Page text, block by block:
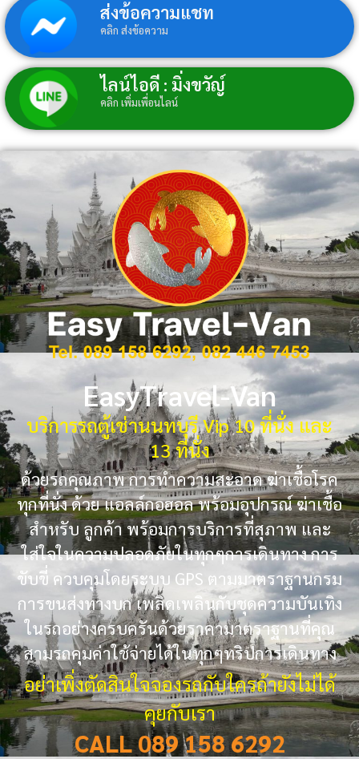
ส่งข้อความแชท
คลิก ส่งข้อความ
ไลน์ไอดี : มิ่งขวัญ์
คลิก เพิ่มเพื่อนไลน์
EasyTravel-Van
บริการรถตู้เช่านนทบุรี Vip 10 ที่นั่ง และ
13 ที่นั่ง
ด้วยรถคุณภาพ การทำความสะอาด ฆ่าเชื้อโรค
ทุกที่นั่ง ด้วย แอลล์กอฮอล พร้อมอุปกรณ์ ฆ่าเชื้อ
สำหรับ ลูกค้า พร้อมการบริการที่สุภาพ และ
ใส่ใจในความปลอดภัยในทุกๆการเดินทาง การ
ขับขี่ ควบคุมโดยระบบ GPS ตามมาตราฐานกรม
การขนส่งทางบก เพลิดเพลินกับชุดความบันเทิง
ในรถอย่างครบครันด้วยราคามาตราฐานที่คุณ
สามรถคุมค่าใช้จ่ายได้ในทุกๆทริปการเดินทาง
อย่าเพิ่งตัดสินใจจองรถกับใครถ้ายังไม่ได้
คุยกับเรา
CALL 089 158 6292